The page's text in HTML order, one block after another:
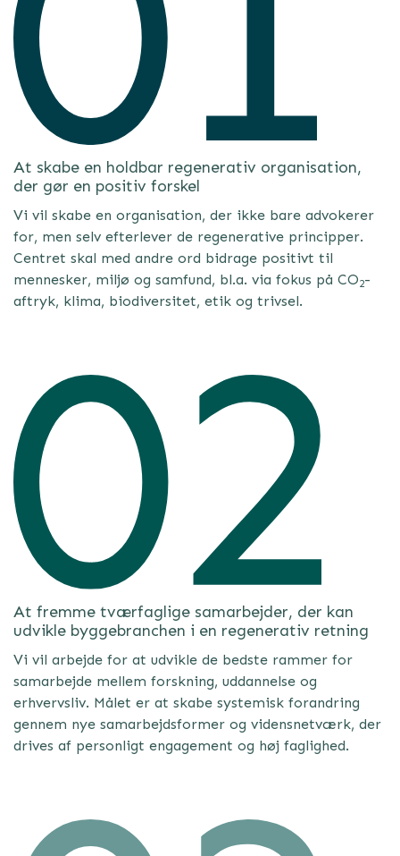
At skabe en holdbar regenerativ organisation,
der gør en positiv forskel
Vi vil skabe en organisation, der ikke bare advokerer
for, men selv efterlever de regenerative principper.
Centret skal med andre ord bidrage positivt til
mennesker, miljø og samfund, bl.a. via fokus på CO2-
aftryk, klima, biodiversitet, etik og trivsel.
At fremme tværfaglige samarbejder, der kan
udvikle byggebranchen i en regenerativ retning
Vi vil arbejde for at udvikle de bedste rammer for
samarbejde mellem forskning, uddannelse og
erhvervsliv. Målet er at skabe systemisk forandring
gennem nye samarbejdsformer og vidensnetværk, der
drives af personligt engagement og høj faglighed.